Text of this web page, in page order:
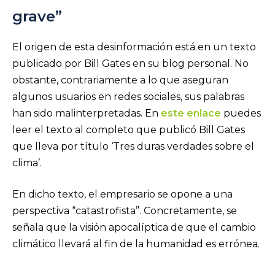
grave”
El origen de esta desinformación está en un texto
publicado por Bill Gates en su blog personal. No
obstante, contrariamente a lo que aseguran
algunos usuarios en redes sociales, sus palabras
han sido malinterpretadas. En este enlace puedes
leer el texto al completo que publicó Bill Gates
que lleva por título ‘Tres duras verdades sobre el
clima’.
En dicho texto, el empresario se opone a una
perspectiva “catastrofista”. Concretamente, se
señala que la visión apocalíptica de que el cambio
climático llevará al fin de la humanidad es errónea.